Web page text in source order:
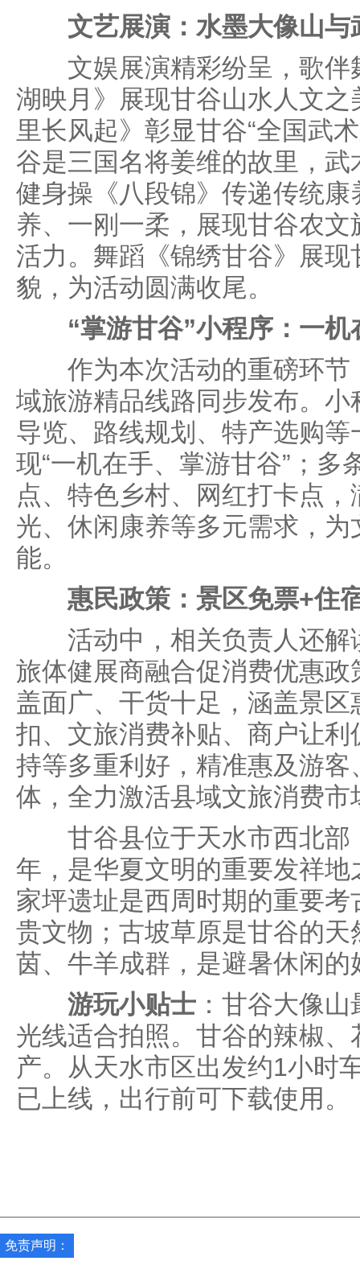
文艺展演：水墨大像山
文娱展演精彩纷呈，歌伴
湖映月》展现甘谷山水人文
里长风起》彰显甘谷“全国武
谷是三国名将姜维的故里，
健身操《八段锦》传递传统
养、一刚一柔，展现甘谷农
活力。舞蹈《锦绣甘谷》展
貌，为活动圆满收尾。
“掌游甘谷”小程序：一
作为本次活动的重磅环节
域旅游精品线路同步发布。
导览、路线规划、特产选购
现“一机在手、掌游甘谷”；多
点、特色乡村、网红打卡点
光、休闲康养等多元需求，
能。
惠民政策：景区免票+住
活动中，相关负责人还解
旅体健展商融合促消费优惠
盖面广、干货十足，涵盖景
扣、文旅消费补贴、商户让
持等多重利好，精准惠及游
体，全力激活县域文旅消费市
甘谷县位于天水市西北部
年，是华夏文明的重要发祥
家坪遗址是西周时期的重要
贵文物；古坡草原是甘谷的
茵、牛羊成群，是避暑休闲的
游玩小贴士 ：甘谷大像
光线适合拍照。甘谷的辣椒
产。从天水市区出发约1小时
已上线，出行前可下载使用。
免责声明：